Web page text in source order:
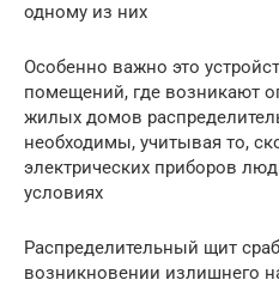
одному из них
Особенно важно это
помещений, где возникают
жилых домов
необходимы, учитывая то,
электрических приборов
условиях
Распределительный щит
возникновении излишнего